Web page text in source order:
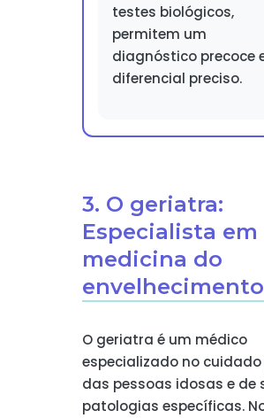
testes biológicos,
permitem um
diagnóstico precoce
diferencial preciso.
3. O geriatra:
Especialista em
medicina do
envelhecimento
O geriatra é um médico
especializado no
das pessoas idosas e de
patologias específicas.